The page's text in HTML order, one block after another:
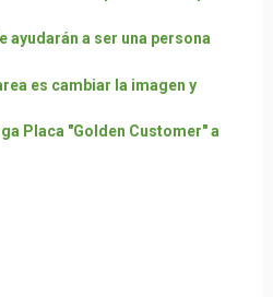
ayudarán a ser una persona
es cambiar la imagen y
Placa "Golden Customer" a